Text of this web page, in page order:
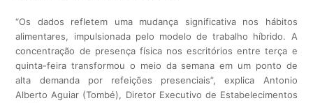
“Os dados refletem uma mudança significativa nos hábitos
alimentares, impulsionada pelo modelo de trabalho híbrido. A
concentração de presença física nos escritórios entre terça e
quinta-feira transformou o meio da semana em um ponto de
alta demanda por refeições presenciais”, explica Antonio
Alberto Aguiar (Tombé), Diretor Executivo de Estabelecimentos